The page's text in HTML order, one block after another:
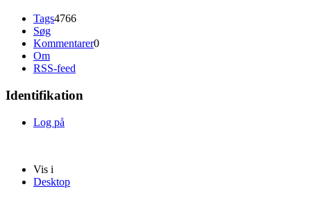
Tags4766
Søg
Kommentarer0
Om
RSS-feed
Identifikation
Log på
Vis i
Desktop